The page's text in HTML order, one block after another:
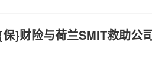
}财险与荷兰SMIT救助公